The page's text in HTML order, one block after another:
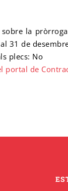
la
31 de
plecs: No
portal de